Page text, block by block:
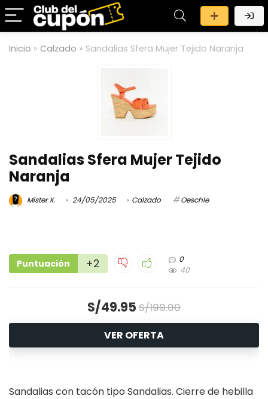
Inicio » Calzado » Sandalias Sfera Mujer Tejido Naranja
Sandalias Sfera Mujer Tejido
Naranja
Mister X. 24/05/2025 Calzado Oeschle
Puntuación +2
0
40
S/49.95 S/199.00
VER OFERTA
Sandalias con tacón tipo Sandalias. Cierre de hebilla